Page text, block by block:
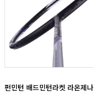
펀민턴 배드민턴라켓 라온제나